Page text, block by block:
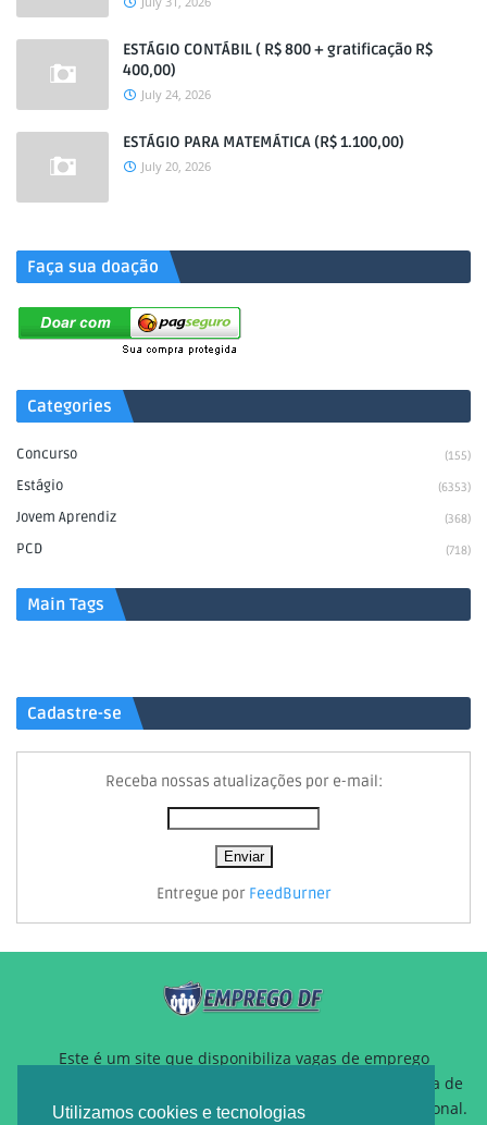
Utilizamos cookies e tecnologias
ESTÁGIO CONTÁBIL ( R$ 800 + gratificação R$
400,00)
July 24, 2026
ESTÁGIO PARA MATEMÁTICA (R$ 1.100,00)
July 20, 2026
Faça sua doação
Categories
Concurso (155)
Estágio (6353)
Jovem Aprendiz (368)
PCD (718)
Main Tags
Cadastre-se
Receba nossas atualizações por e-mail:
Entregue por FeedBurner
Este é um site que disponibiliza vagas de emprego
gratuitamente para auxiliar pessoas que estão a procura de
um novo emprego ou querem reposicionamento profissional.